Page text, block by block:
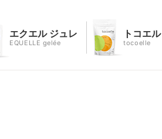
エクエル ジュレ
EQUELLE gelée
トコエル
tocoelle